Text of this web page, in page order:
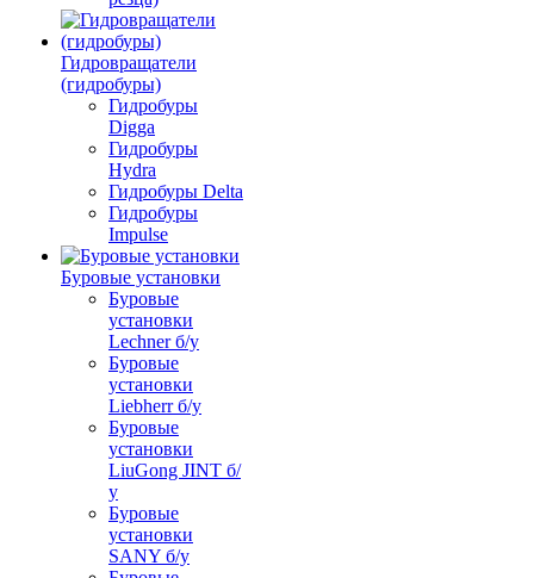
Гидровращатели
(гидробуры)
Гидробуры
Digga
Гидробуры
Hydra
Гидробуры Delta
Гидробуры
Impulse
Буровые установки
Буровые
установки
Lechner б/у
Буровые
установки
Liebherr б/у
Буровые
установки
LiuGong JINT б/
у
Буровые
установки
SANY б/у